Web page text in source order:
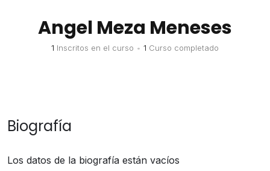
Angel Meza Meneses
1 Inscritos en el curso • 1 Curso completado
Biografía
Los datos de la biografía están vacíos